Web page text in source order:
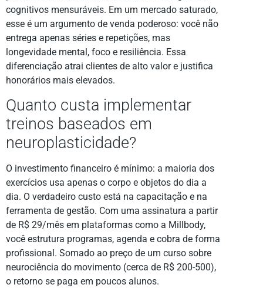
cognitivos mensuráveis. Em um mercado saturado,
esse é um argumento de venda poderoso: você não
entrega apenas séries e repetições, mas
longevidade mental, foco e resiliência. Essa
diferenciação atrai clientes de alto valor e justifica
honorários mais elevados.
Quanto custa implementar
treinos baseados em
neuroplasticidade?
O investimento financeiro é mínimo: a maioria dos
exercícios usa apenas o corpo e objetos do dia a
dia. O verdadeiro custo está na capacitação e na
ferramenta de gestão. Com uma assinatura a partir
de R$ 29/mês em plataformas como a Millbody,
você estrutura programas, agenda e cobra de forma
profissional. Somado ao preço de um curso sobre
neurociência do movimento (cerca de R$ 200-500),
o retorno se paga em poucos alunos.